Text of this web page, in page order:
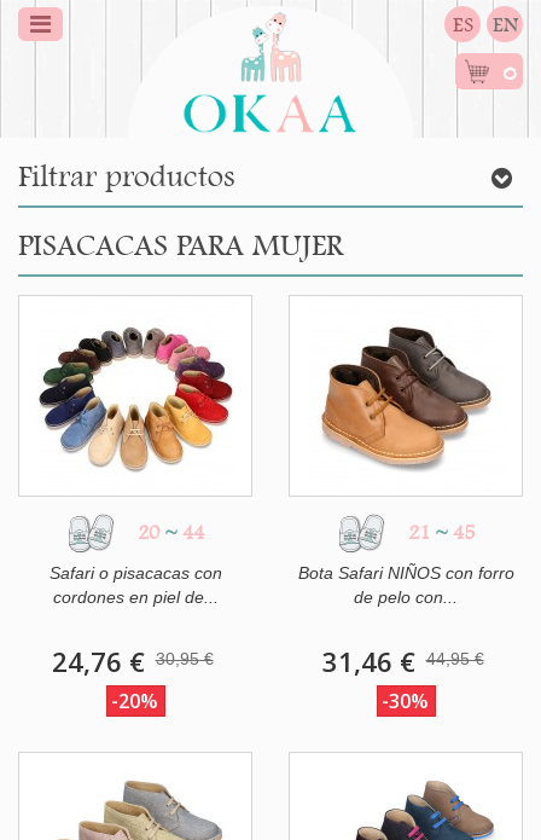
ES EN
0
Filtrar productos
PISACACAS PARA MUJER
20 ~ 44
Safari o pisacacas con
cordones en piel de...
24,76 € 30,95 €
-20%
21 ~ 45
Bota Safari NIÑOS con forro
de pelo con...
31,46 € 44,95 €
-30%